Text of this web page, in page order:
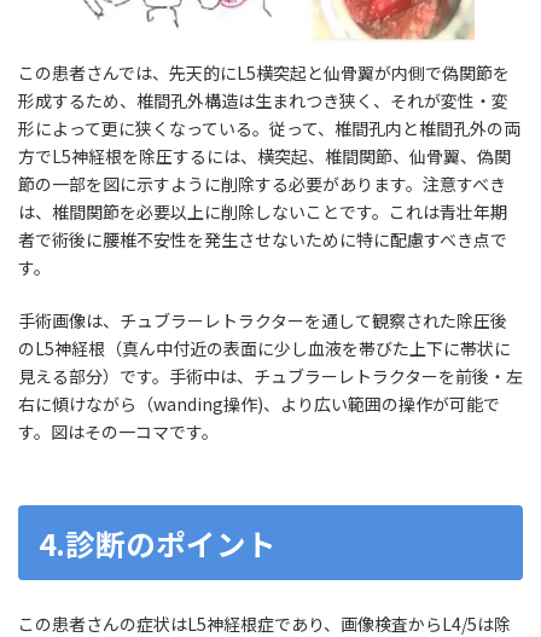
この患者さんでは、先天的にL5横突起と仙骨翼が内側で偽関節を
形成するため、椎間孔外構造は生まれつき狭く、それが変性・変
形によって更に狭くなっている。従って、椎間孔内と椎間孔外の両
方でL5神経根を除圧するには、横突起、椎間関節、仙骨翼、偽関
節の一部を図に示すように削除する必要があります。注意すべき
は、椎間関節を必要以上に削除しないことです。これは青壮年期
者で術後に腰椎不安性を発生させないために特に配慮すべき点で
す。
手術画像は、チュブラーレトラクターを通して観察された除圧後
のL5神経根（真ん中付近の表面に少し血液を帯びた上下に帯状に
見える部分）です。手術中は、チュブラーレトラクターを前後・左
右に傾けながら（wanding操作)、より広い範囲の操作が可能で
す。図はその一コマです。
4.診断のポイント
この患者さんの症状はL5神経根症であり、画像検査からL4/5は除